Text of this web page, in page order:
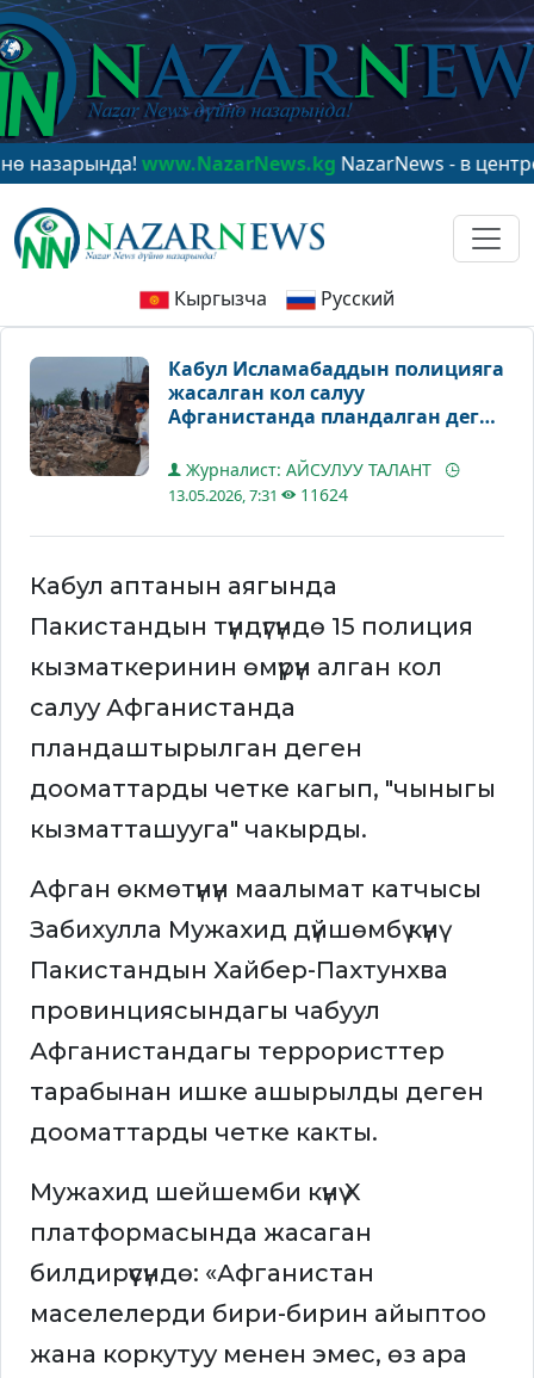
www.NazarNews.kgNazarNews - в центре
Кыргызча Русский
Кабул Исламабаддын полицияга
жасалган кол салуу
Афганистанда пландалган деген
Журналист: АЙСУЛУУ ТАЛАНТ
13.05.2026, 7:31 11624
Кабул аптанын аягында
Пакистандын түндүгүндө 15 полиция
кызматкеринин өмүрүн алган кол
салуу Афганистанда
пландаштырылган деген
дооматтарды четке кагып, "чыныгы
кызматташууга" чакырды.
Афган өкмөтүнүн маалымат катчысы
Забихулла Мужахид дүйшөмбү күнү
Пакистандын Хайбер-Пахтунхва
провинциясындагы чабуул
Афганистандагы террористтер
тарабынан ишке ашырылды деген
дооматтарды четке какты.
Мужахид шейшемби күнү X
платформасында жасаган
билдирүүсүндө: «Афганистан
маселелерди бири-бирин айыптоо
жана коркутуу менен эмес, өз ара